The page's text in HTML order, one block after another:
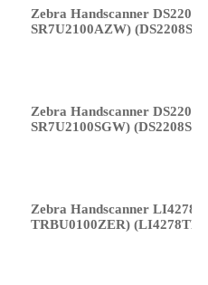
Zebra Handscanner DS2208
SR7U2100AZW)
Zebra Handscanner DS2208
SR7U2100SGW)
Zebra Handscanner LI4278
TRBU0100ZER)